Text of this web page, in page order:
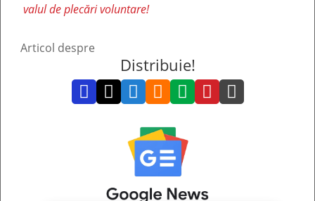
valul de plecări voluntare!
Articol despre
Distribuie!
      